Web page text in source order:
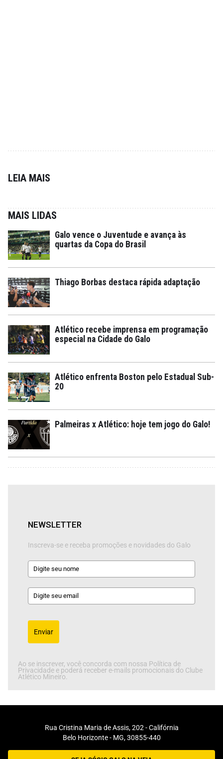
LEIA MAIS
MAIS LIDAS
Galo vence o Juventude e avança às
quartas da Copa do Brasil
Thiago Borbas destaca rápida adaptação
Atlético recebe imprensa em programação
especial na Cidade do Galo
Atlético enfrenta Boston pelo Estadual Sub-
20
Palmeiras x Atlético: hoje tem jogo do Galo!
NEWSLETTER
Inscreva-se e receba promoções e novidades do Galo
Enviar
Ao se inscrever, você concorda com nossa Política de
Privacidade e poderá receber e-mails promocionais do Clube
Atlético Mineiro.
Rua Cristina Maria de Assis, 202 - Califórnia
Belo Horizonte - MG, 30855-440